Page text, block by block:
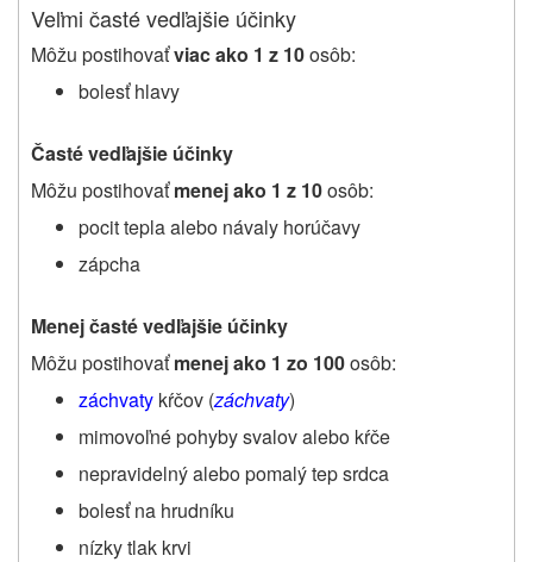
Veľmi časté vedľajšie účinky
Môžu postihovaťviac ako 1 z 10osôb:
bolesť hlavy
Časté vedľajšie účinky
Môžu postihovaťmenej ako 1 z 10osôb:
pocit tepla alebo návaly horúčavy
zápcha
Menej časté vedľajšie účinky
Môžu postihovaťmenej ako 1 zo 100osôb:
záchvaty kŕčov (záchvaty)
mimovoľné pohyby svalov alebo kŕče
nepravidelný alebo pomalý tep srdca
bolesť na hrudníku
nízky tlak krvi